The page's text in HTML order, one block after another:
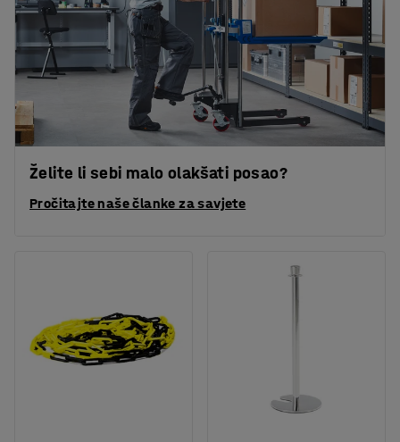
Želite li sebi malo olakšati posao?
Pročitajte naše članke za savjete